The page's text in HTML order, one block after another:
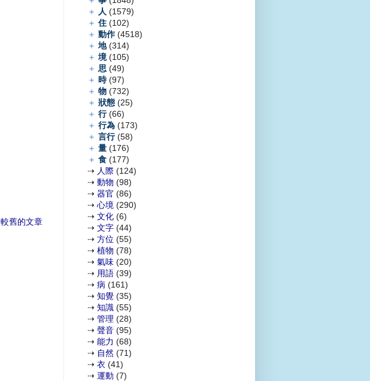
較舊的文章
＋
人 (1579)
＋ 住 (102)
＋ 動作 (4518)
＋ 地 (314)
＋ 境 (105)
＋ 思 (49)
＋ 時 (97)
＋ 物 (732)
＋ 狀態 (25)
＋ 行 (66)
＋ 行為 (173)
＋ 言行 (58)
＋ 量 (176)
＋ 食 (177)
⇢ 人際 (124)
⇢ 動物 (98)
⇢ 器官 (86)
⇢ 心境 (290)
⇢ 文化 (6)
⇢ 文字 (44)
⇢ 方位 (55)
⇢ 植物 (78)
⇢ 氣味 (20)
⇢ 用語 (39)
⇢ 病 (161)
⇢ 知覺 (35)
⇢ 知識 (55)
⇢ 管理 (28)
⇢ 聲音 (95)
⇢ 能力 (68)
⇢ 自然 (71)
⇢ 衣 (41)
⇢ 運動 (7)